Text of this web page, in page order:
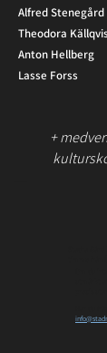
Alfred
Theodora
Anton Hellberg
Lasse Forss
+